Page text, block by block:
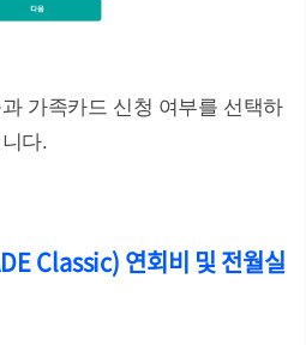
가족카드 신청 여부를 선택하
다.
Classic) 연회비 및 전월실